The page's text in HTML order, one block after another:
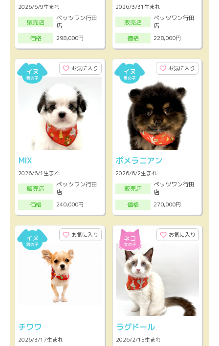
2026/6/9生まれ
販売店
ペッツワン行田
店
価格
298,000円
2026/3/31生まれ
販売店
ペッツワン行田
店
価格
228,000円
お気に入り
MIX
2026/6/1生まれ
販売店
ペッツワン行田
店
価格
240,000円
お気に入り
ポメラニアン
2026/6/2生まれ
販売店
ペッツワン行田
店
価格
270,000円
お気に入り
チワワ
2026/3/17生まれ
お気に入り
ラグドール
2026/2/15生まれ